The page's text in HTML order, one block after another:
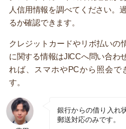
人信用情報を調べてください。
るか確認できます。
クレジットカードやリボ払いの
に関する情報はJICCへ問い合わ
れば、スマホやPCから照会で
す。
銀行からの借り入れ
郵送対応のみです。